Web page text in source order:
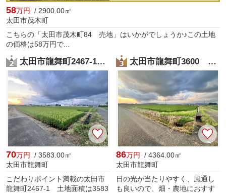
58万円
/ 2900.00㎡
太田市茂木町
こちらの「太田市茂木町84 売地」はいかがでしょうか♪この土地
の価格は58万円で...
太田市龍舞町2467-1 農地
70万円
/ 3583.00㎡
太田市龍舞町
こだわりポイント満載の太田市
龍舞町2467-1 土地面積は3583
太田市龍舞町3600 農地
86万円
/ 4364.00㎡
太田市龍舞町
日の光が当たりやすく、風通し
も良いので、畑・農地におすす